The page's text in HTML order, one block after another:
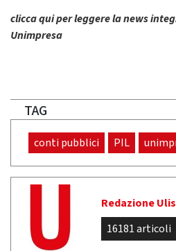
clicca qui per leggere la news
Unimpresa
TAG
conti pubblici PIL
Redazione
16181 articoli